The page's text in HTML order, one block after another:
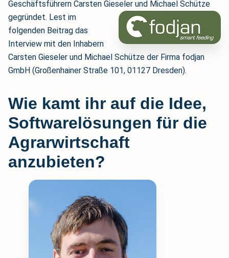
Geschäftsführern Carsten Gieseler und Michael Schütze
gegründet. Lest im
folgenden Beitrag das
Interview mit den Inhabern
Carsten Gieseler und Michael Schütze der Firma fodjan
GmbH (Großenhainer Straße 101, 01127 Dresden).
Wie kamt ihr auf die Idee,
Softwarelösungen für die
Agrarwirtschaft
anzubieten?